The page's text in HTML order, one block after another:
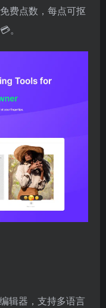
费点数，每点可抠
。
辑器，支持多语言